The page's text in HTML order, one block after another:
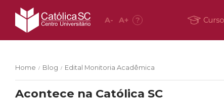
A- A+ ?
Home / Blog / Edital Monitoria Acadêmica
Acontece na Católica SC